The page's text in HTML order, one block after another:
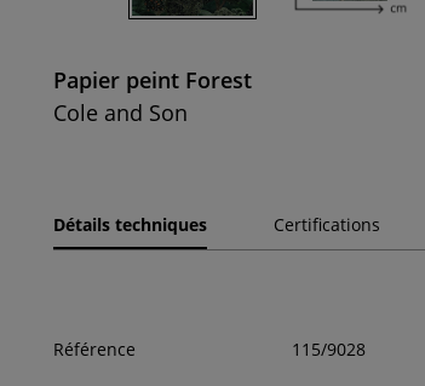
Papier peint Forest
Cole and Son
Détails techniques Certifications
Référence 115/9028